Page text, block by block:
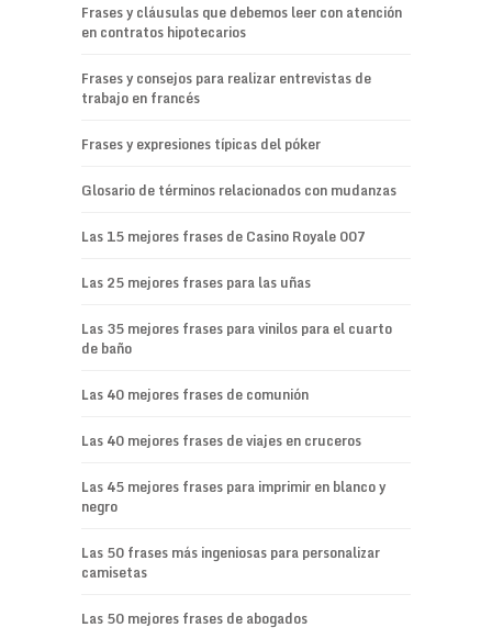
Frases y cláusulas que debemos leer con atención
en contratos hipotecarios
Frases y consejos para realizar entrevistas de
trabajo en francés
Frases y expresiones típicas del póker
Glosario de términos relacionados con mudanzas
Las 15 mejores frases de Casino Royale 007
Las 25 mejores frases para las uñas
Las 35 mejores frases para vinilos para el cuarto
de baño
Las 40 mejores frases de comunión
Las 40 mejores frases de viajes en cruceros
Las 45 mejores frases para imprimir en blanco y
negro
Las 50 frases más ingeniosas para personalizar
camisetas
Las 50 mejores frases de abogados